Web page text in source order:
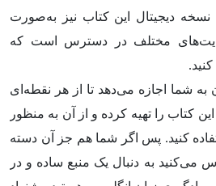
نسخه دیجیتال این کتاب نیز به‌صورت
مختلف در دسترس است که
شما اجازه می‌دهد تا از هر نقطه‌ای
کتاب را تهیه کرده و از آن به منظور
کنید. پس اگر شما هم جز آن دسته
می‌کنید به دنبال یک منبع ساده و در